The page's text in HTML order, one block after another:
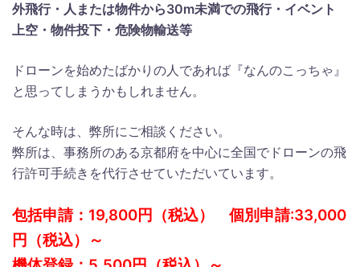
外飛行・人または物件から30m未満での飛行・イベント
上空・物件投下・危険物輸送等
ドローンを始めたばかりの人であれば『なんのこっちゃ』
と思ってしまうかもしれません。
そんな時は、弊所にご相談ください。
弊所は、事務所のある京都府を中心に全国でドローンの飛
行許可手続きを代行させていただいています。
包括申請：19,800円（税込） 個別申請:33,000
円（税込）～